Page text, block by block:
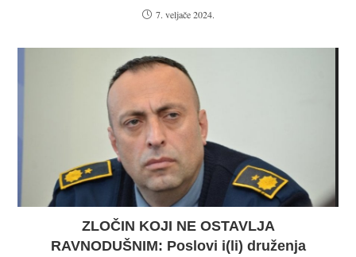
7. veljače 2024.
ZLOČIN KOJI NE OSTAVLJA
RAVNODUŠNIM: Poslovi i(li) druženja